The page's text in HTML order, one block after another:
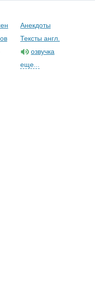
Анекдоты
Тексты англ.
озвучка
еще...